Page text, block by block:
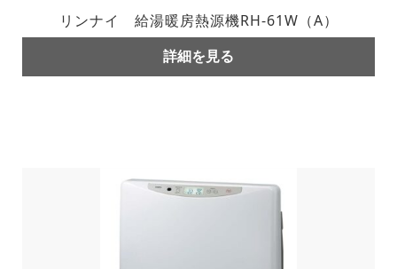
リンナイ 給湯暖房熱源機RH-61W（A）
詳細を見る